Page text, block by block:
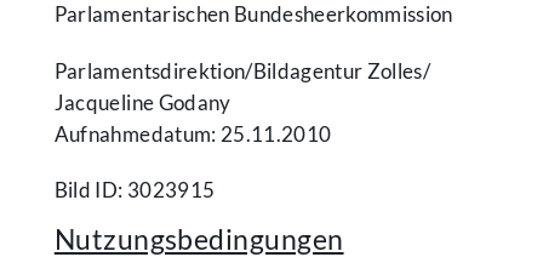
Parlamentarischen Bundesheerkommission
Parlamentsdirektion/​Bildagentur Zolles/​
Jacqueline Godany
Aufnahmedatum: 25.11.2010
Bild ID: 3023915
Nutzungsbedingungen